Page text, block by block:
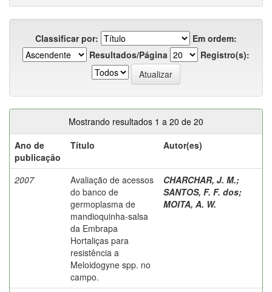
Classificar por:
Em ordem:
Resultados/Página
Registro(s):
Mostrando resultados 1 a 20 de 20
Ano de
publicação
Título Autor(es)
2007
Avaliação de acessos
do banco de
germoplasma de
mandioquinha-salsa
da Embrapa
Hortaliças para
resistência a
Meloidogyne spp. no
campo.
CHARCHAR, J. M.;
SANTOS, F. F. dos;
MOITA, A. W.